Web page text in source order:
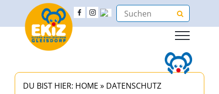
DU BIST HIER: HOME » DATENSCHUTZ